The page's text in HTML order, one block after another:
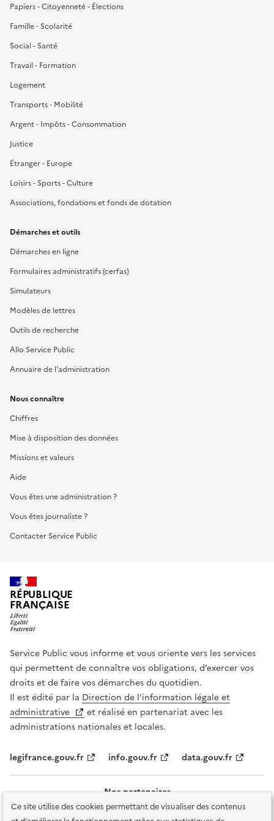
Ce site utilise des cookies permettant de visualiser des contenus
Papiers - Citoyenneté - Élections
Famille - Scolarité
Social - Santé
Travail - Formation
Logement
Transports - Mobilité
Argent - Impôts - Consommation
Justice
Étranger - Europe
Loisirs - Sports - Culture
Associations, fondations et fonds de dotation
Démarches et outils
Démarches en ligne
Formulaires administratifs (cerfas)
Simulateurs
Modèles de lettres
Outils de recherche
Allo Service Public
Annuaire de l'administration
Nous connaître
Chiffres
Mise à disposition des données
Missions et valeurs
Aide
Vous êtes une administration ?
Vous êtes journaliste ?
Contacter Service Public
RÉPUBLIQUE
FRANÇAISE
Service Public vous informe et vous oriente vers les services
qui permettent de connaître vos obligations, d’exercer vos
droits et de faire vos démarches du quotidien.
Il est édité par la Direction de l’information légale et
administrative
et réalisé en partenariat avec les
administrations nationales et locales.
legifrance.gouv.fr info.gouv.fr data.gouv.fr
Nos partenaires